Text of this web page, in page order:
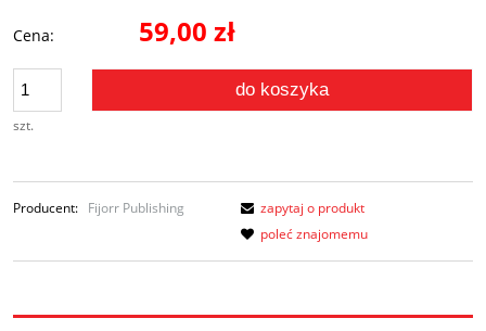
Cena: 59,00 zł
szt.
do koszyka
Producent: Fijorr Publishing
zapytaj o produkt
poleć znajomemu